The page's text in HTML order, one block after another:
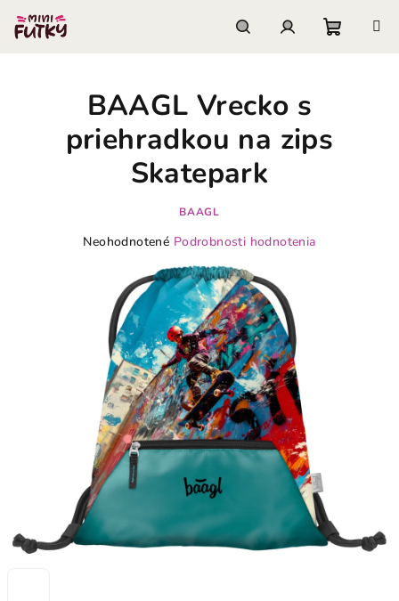
obsah
BAAGL Vrecko s
priehradkou na zips
Skatepark
BAAGL
Priemerné
produktu
hviezdičiek.
Neohodnotené Podrobnosti hodnotenia